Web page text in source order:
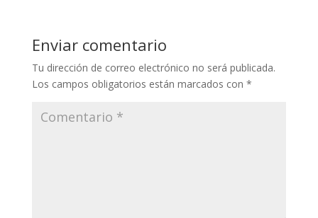
Enviar comentario
Tu dirección de correo electrónico no será publicada.
Los campos obligatorios están marcados con *